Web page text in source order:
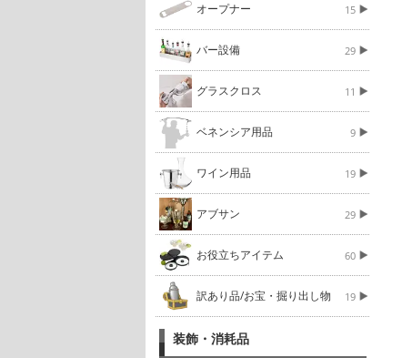
オープナー 15
バー設備 29
グラスクロス 11
ベネンシア用品 9
ワイン用品 19
アブサン 29
お役立ちアイテム 60
訳あり品/お宝・掘り出し物 19
装飾・消耗品